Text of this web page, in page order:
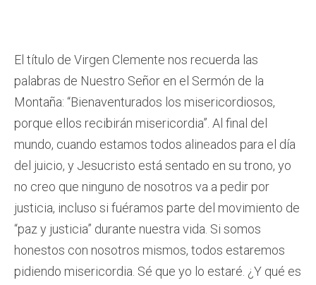
El título de Virgen Clemente nos recuerda las
palabras de Nuestro Señor en el Sermón de la
Montaña: “Bienaventurados los misericordiosos,
porque ellos recibirán misericordia”. Al final del
mundo, cuando estamos todos alineados para el día
del juicio, y Jesucristo está sentado en su trono, yo
no creo que ninguno de nosotros va a pedir por
justicia, incluso si fuéramos parte del movimiento de
“paz y justicia” durante nuestra vida. Si somos
honestos con nosotros mismos, todos estaremos
pidiendo misericordia. Sé que yo lo estaré. ¿Y qué es